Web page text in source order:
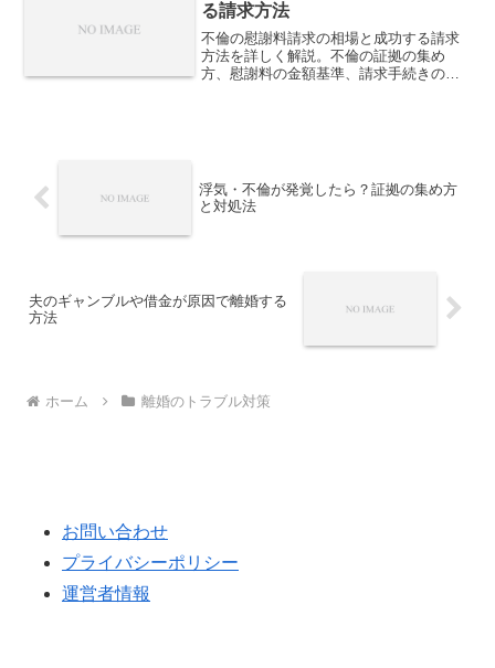
る請求方法
不倫の慰謝料請求の相場と成功する請求
方法を詳しく解説。不倫の証拠の集め
方、慰謝料の金額基準、請求手続きの流
浮気・不倫が発覚したら？証拠の集め方
と対処法
夫のギャンブルや借金が原因で離婚する
方法
ホーム 離婚のトラブル対策
お問い合わせ
プライバシーポリシー
運営者情報